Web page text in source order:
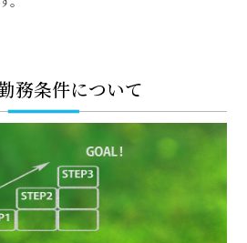
務条件について